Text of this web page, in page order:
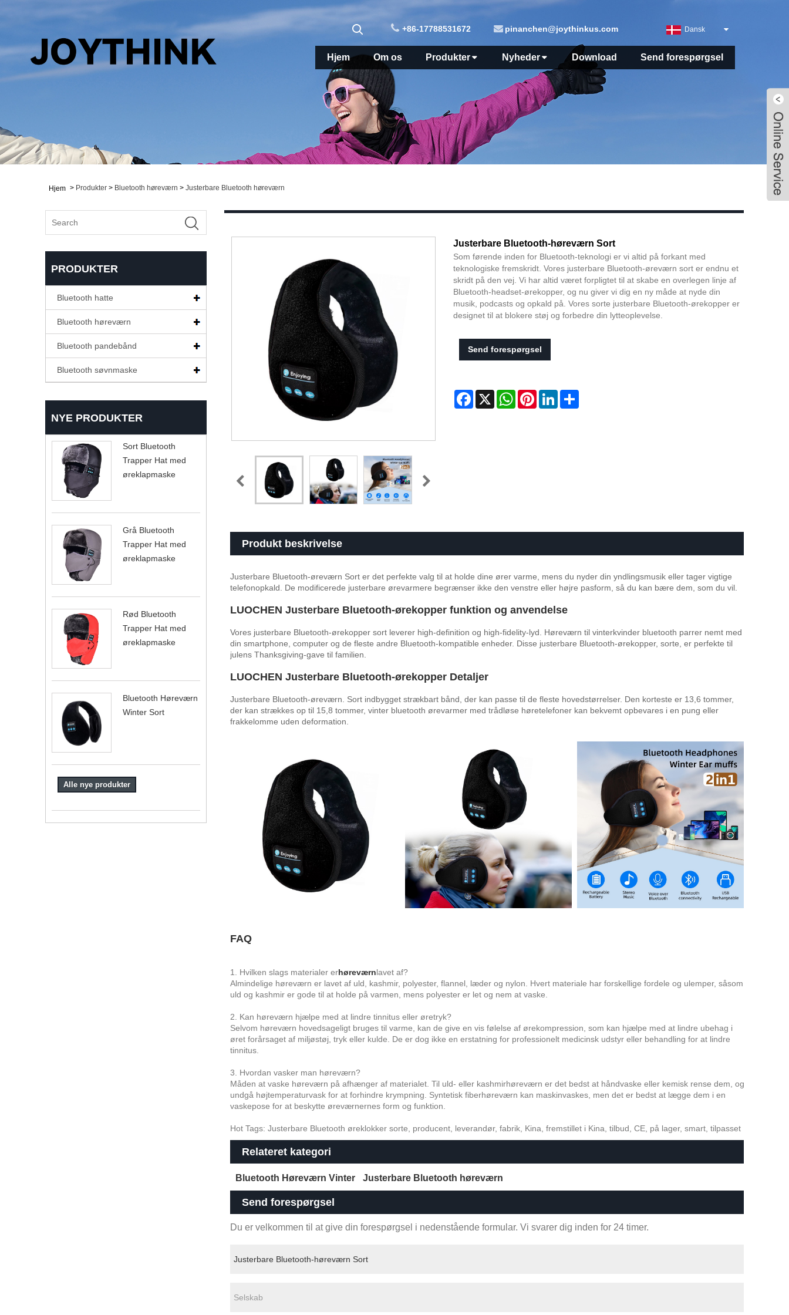
Dansk
+86-17788531672 pinanchen@joythinkus.com
Hjem Om os Produkter Nyheder Download Send forespørgsel
Hjem > Produkter > Bluetooth høreværn > Justerbare Bluetooth høreværn
PRODUKTER
Bluetooth hatte
Bluetooth høreværn
Bluetooth pandebånd
Bluetooth søvnmaske
NYE PRODUKTER
Sort Bluetooth
Trapper Hat med
øreklapmaske
Grå Bluetooth
Trapper Hat med
øreklapmaske
Rød Bluetooth
Trapper Hat med
øreklapmaske
Bluetooth Høreværn
Winter Sort
Alle nye produkter
Justerbare Bluetooth-høreværn Sort
Som førende inden for Bluetooth-teknologi er vi altid på forkant med
teknologiske fremskridt. Vores justerbare Bluetooth-øreværn sort er endnu et
skridt på den vej. Vi har altid været forpligtet til at skabe en overlegen linje af
Bluetooth-headset-ørekopper, og nu giver vi dig en ny måde at nyde din
musik, podcasts og opkald på. Vores sorte justerbare Bluetooth-ørekopper er
designet til at blokere støj og forbedre din lytteoplevelse.
Send forespørgsel
Facebook
X WhatsAppPinterestLinkedIn
Produkt beskrivelse
Justerbare Bluetooth-øreværn Sort er det perfekte valg til at holde dine ører varme, mens du nyder din yndlingsmusik eller tager vigtige
telefonopkald. De modificerede justerbare ørevarmere begrænser ikke den venstre eller højre pasform, så du kan bære dem, som du vil.
LUOCHEN Justerbare Bluetooth-ørekopper funktion og anvendelse
Vores justerbare Bluetooth-ørekopper sort leverer high-definition og high-fidelity-lyd. Høreværn til vinterkvinder bluetooth parrer nemt med
din smartphone, computer og de fleste andre Bluetooth-kompatible enheder. Disse justerbare Bluetooth-ørekopper, sorte, er perfekte til
julens Thanksgiving-gave til familien.
LUOCHEN Justerbare Bluetooth-ørekopper Detaljer
Justerbare Bluetooth-øreværn. Sort indbygget strækbart bånd, der kan passe til de fleste hovedstørrelser. Den korteste er 13,6 tommer,
der kan strækkes op til 15,8 tommer, vinter bluetooth ørevarmer med trådløse høretelefoner kan bekvemt opbevares i en pung eller
frakkelomme uden deformation.
FAQ
1. Hvilken slags materialer erhøreværnlavet af?
Almindelige høreværn er lavet af uld, kashmir, polyester, flannel, læder og nylon. Hvert materiale har forskellige fordele og ulemper, såsom
uld og kashmir er gode til at holde på varmen, mens polyester er let og nem at vaske.
2. Kan høreværn hjælpe med at lindre tinnitus eller øretryk?
Selvom høreværn hovedsageligt bruges til varme, kan de give en vis følelse af ørekompression, som kan hjælpe med at lindre ubehag i
øret forårsaget af miljøstøj, tryk eller kulde. De er dog ikke en erstatning for professionelt medicinsk udstyr eller behandling for at lindre
tinnitus.
3. Hvordan vasker man høreværn?
Måden at vaske høreværn på afhænger af materialet. Til uld- eller kashmirhøreværn er det bedst at håndvaske eller kemisk rense dem, og
undgå højtemperaturvask for at forhindre krympning. Syntetisk fiberhøreværn kan maskinvaskes, men det er bedst at lægge dem i en
vaskepose for at beskytte øreværnernes form og funktion.
Hot Tags: Justerbare Bluetooth øreklokker sorte, producent, leverandør, fabrik, Kina, fremstillet i Kina, tilbud, CE, på lager, smart, tilpasset
Relateret kategori
Bluetooth Høreværn Vinter Justerbare Bluetooth høreværn
Send forespørgsel
Du er velkommen til at give din forespørgsel i nedenstående formular. Vi svarer dig inden for 24 timer.